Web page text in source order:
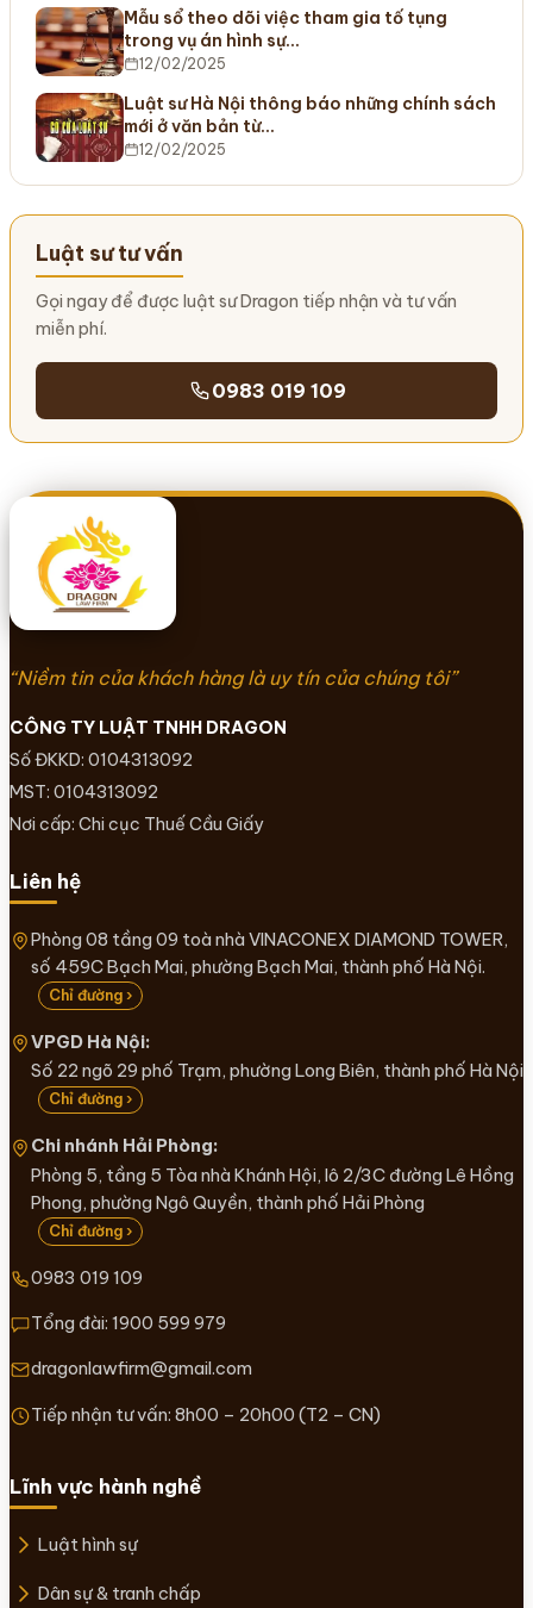
Mẫu sổ theo dõi việc tham gia tố tụng
trong vụ án hình sự…
12/02/2025
Luật sư Hà Nội thông báo những chính sách
mới ở văn bản từ…
12/02/2025
Luật sư tư vấn
Gọi ngay để được luật sư Dragon tiếp nhận và tư vấn
miễn phí.
0983 019 109
“Niềm tin của khách hàng là uy tín của chúng tôi”
CÔNG TY LUẬT TNHH DRAGON
Số ĐKKD: 0104313092
MST: 0104313092
Nơi cấp: Chi cục Thuế Cầu Giấy
Liên hệ
Phòng 08 tầng 09 toà nhà VINACONEX DIAMOND TOWER,
số 459C Bạch Mai, phường Bạch Mai, thành phố Hà Nội.
Chỉ đường ›
VPGD Hà Nội:
Số 22 ngõ 29 phố Trạm, phường Long Biên, thành phố Hà Nội
Chỉ đường ›
Chi nhánh Hải Phòng:
Phòng 5, tầng 5 Tòa nhà Khánh Hội, lô 2/3C đường Lê Hồng
Phong, phường Ngô Quyền, thành phố Hải Phòng
Chỉ đường ›
0983 019 109
Tổng đài: 1900 599 979
dragonlawfirm@gmail.com
Tiếp nhận tư vấn: 8h00 – 20h00 (T2 – CN)
Lĩnh vực hành nghề
Luật hình sự
Dân sự & tranh chấp